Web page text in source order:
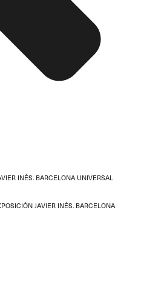
INÉS. BARCELONA UNIVERSAL
JAVIER INÉS. BARCELONA